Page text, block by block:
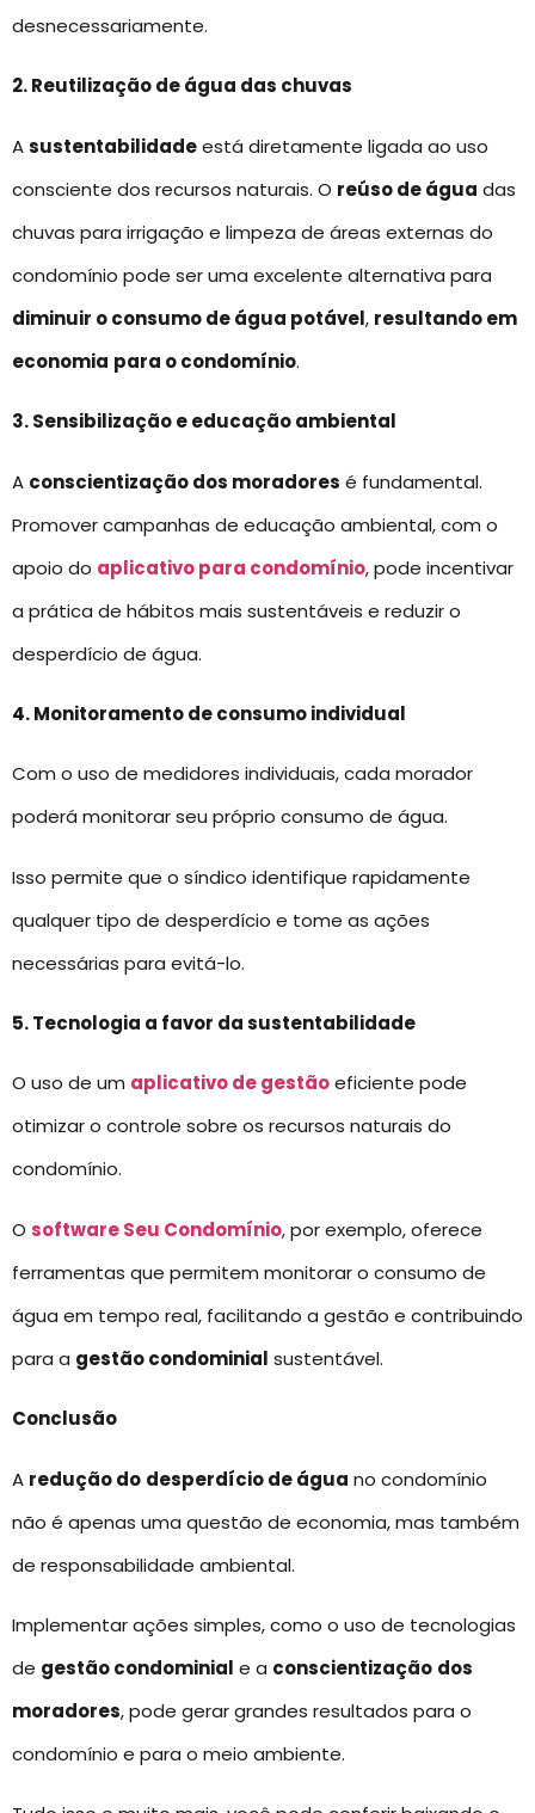
desnecessariamente.
2. Reutilização de água das chuvas
Asustentabilidadeestá diretamente ligada ao uso
consciente dos recursos naturais. O reúso de água das
chuvas para irrigação e limpeza de áreas externas do
condomínio pode ser uma excelente alternativa para
diminuir o consumo de água potável, resultando em
economia para o condomínio.
3. Sensibilização e educação ambiental
A conscientização dos moradores é fundamental.
Promover campanhas de educação ambiental, com o
apoio do aplicativo para condomínio, pode incentivar
a prática de hábitos mais sustentáveis e reduzir o
desperdício de água.
4. Monitoramento de consumo individual
Com o uso de medidores individuais, cada morador
poderá monitorar seu próprio consumo de água.
Isso permite que o síndico identifique rapidamente
qualquer tipo de desperdício e tome as ações
necessárias para evitá-lo.
5. Tecnologia a favor da sustentabilidade
O uso de um aplicativo de gestãoeficiente pode
otimizar o controle sobre os recursos naturais do
condomínio.
O software Seu Condomínio, por exemplo, oferece
ferramentas que permitem monitorar o consumo de
água em tempo real, facilitando a gestão e contribuindo
para a gestão condominial sustentável.
Conclusão
A redução do desperdício de água no condomínio
não é apenas uma questão de economia, mas também
de responsabilidade ambiental.
Implementar ações simples, como o uso de tecnologias
de gestão condominial e a conscientização dos
moradores, pode gerar grandes resultados para o
condomínio e para o meio ambiente.